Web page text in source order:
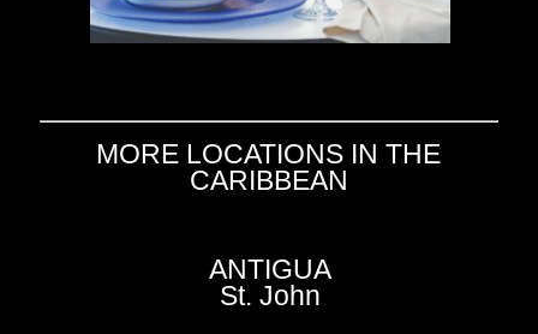
MORE LOCATIONS IN THE
CARIBBEAN
ANTIGUA
St. John